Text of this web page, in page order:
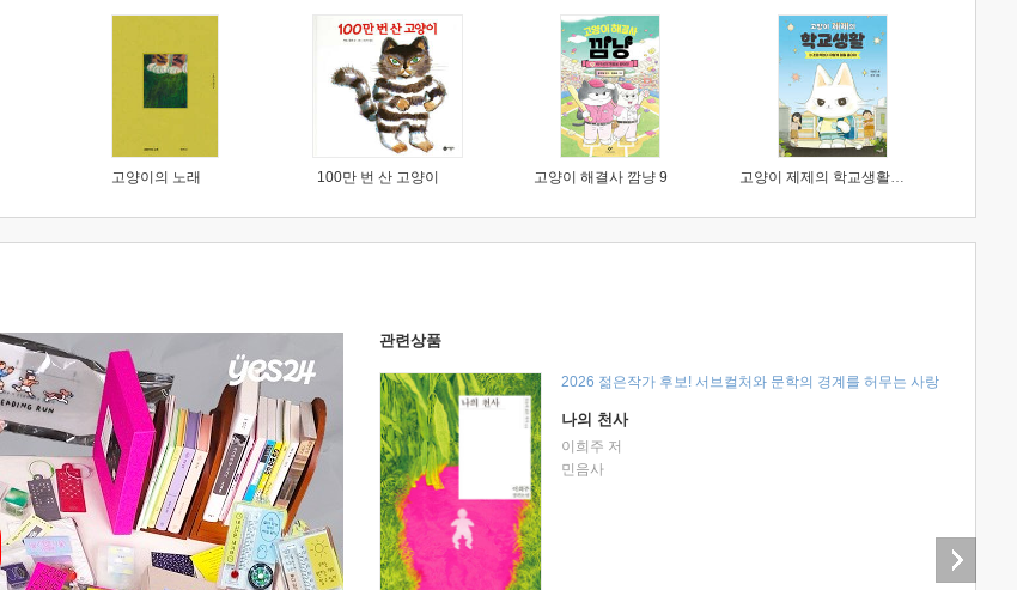
고양이의 노래 100만 번 산 고양이 고양이 해결사 깜냥 9 고양이 제제의 학교생활 1 : 초등학생이 이렇게 힘들 줄이야
관련상품
2026 젊은작가 후보! 서브컬처와 문학의 경계를 허무는 사랑
나의 천사
이희주 저
민음사